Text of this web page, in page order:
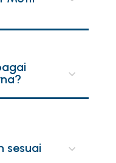
sesuai